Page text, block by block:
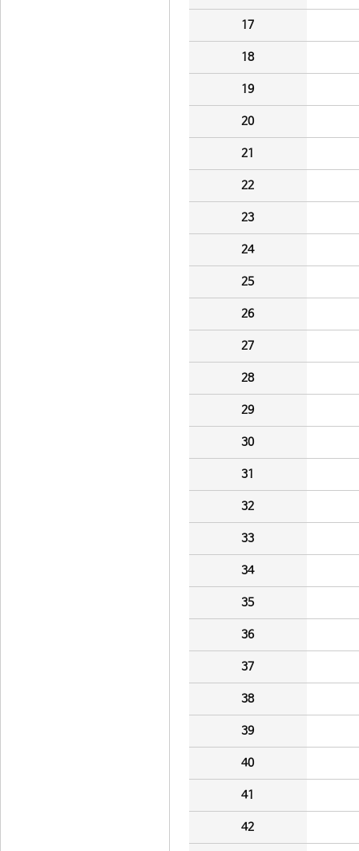
17
18
19
20
21
22
23
24
25
26
27
28
29
30
31
32
33
34
35
36
37
38
39
40
41
42